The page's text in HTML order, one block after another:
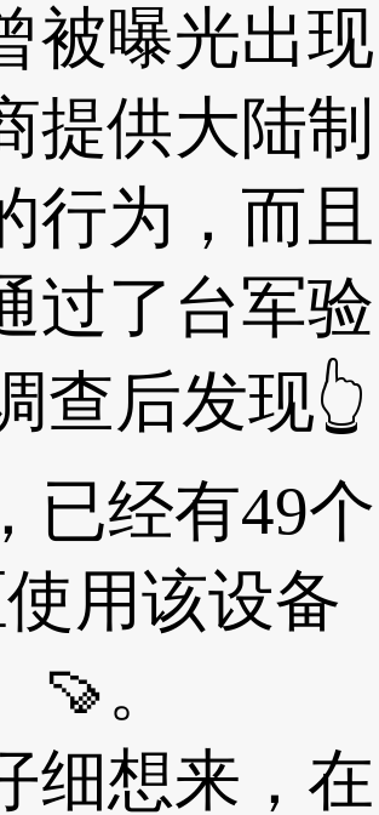
被曝光出现
提供大陆制
行为，而且
过了台军验
查后发现👆
已经有49个
用该设备
🍠。
想来，在